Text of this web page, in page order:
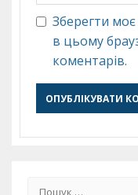
Зберегти моє
в цьому
коментарів.
Пошук: